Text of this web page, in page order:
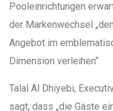
Pooleinrichtungen
der Markenwechsel
Angebot im
Dimension verleihen“.
Talal Al Dhiyebi,
sagt, dass „die Gäste